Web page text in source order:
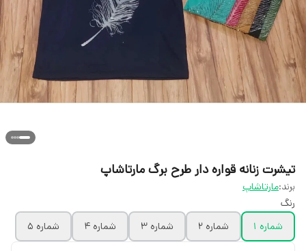
تیشرت زنانه قواره دار طرح برگ مارتاشاپ
برند:مارتاشاپ
رنگ
شماره ۱
شماره ۲ شماره ۳ شماره ۴ شماره ۵